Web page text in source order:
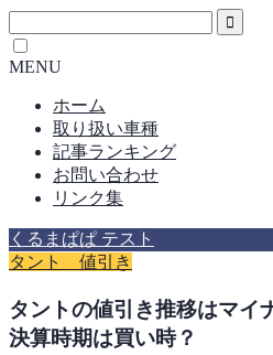
MENU
ホーム
取り扱い車種
記事ランキング
お問い合わせ
リンク集
くるまぱぱ テスト
タント 値引き
タントの値引き推移はマイ
決算時期は買い時？